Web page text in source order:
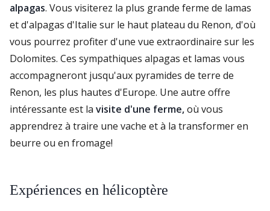
alpagas. Vous visiterez la plus grande ferme de lamas
et d'alpagas d'Italie sur le haut plateau du Renon, d'où
vous pourrez profiter d'une vue extraordinaire sur les
Dolomites. Ces sympathiques alpagas et lamas vous
accompagneront jusqu'aux pyramides de terre de
Renon, les plus hautes d'Europe. Une autre offre
intéressante est la visite d'une ferme,où vous
apprendrez à traire une vache et à la transformer en
beurre ou en fromage!
Expériences en hélicoptère